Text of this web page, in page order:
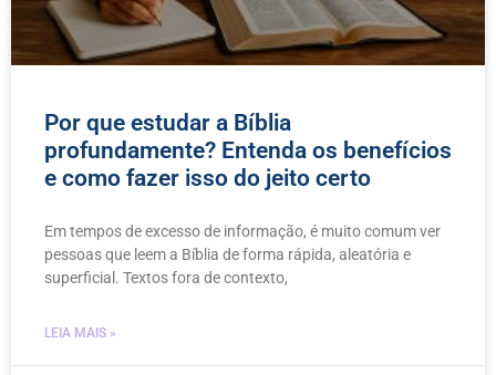
Por que estudar a Bíblia
profundamente? Entenda os benefícios
e como fazer isso do jeito certo
Em tempos de excesso de informação, é muito comum ver
pessoas que leem a Bíblia de forma rápida, aleatória e
superficial. Textos fora de contexto,
LEIA MAIS »